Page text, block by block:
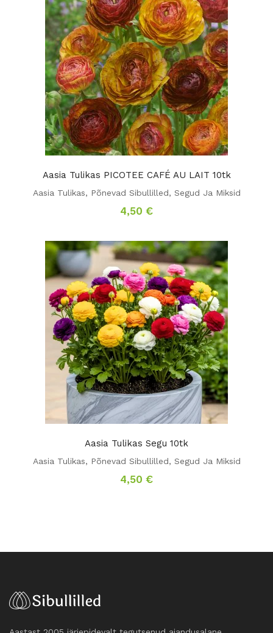
Aasia Tulikas PICOTEE CAFÉ AU LAIT 10tk
Aasia Tulikas, Põnevad Sibullilled, Segud Ja Miksid
4,50 €
Aasia Tulikas Segu 10tk
Aasia Tulikas, Põnevad Sibullilled, Segud Ja Miksid
4,50 €